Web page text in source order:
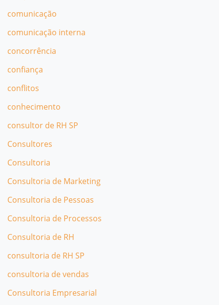
comunicação
comunicação interna
concorrência
confiança
conflitos
conhecimento
consultor de RH SP
Consultores
Consultoria
Consultoria de Marketing
Consultoria de Pessoas
Consultoria de Processos
Consultoria de RH
consultoria de RH SP
consultoria de vendas
Consultoria Empresarial